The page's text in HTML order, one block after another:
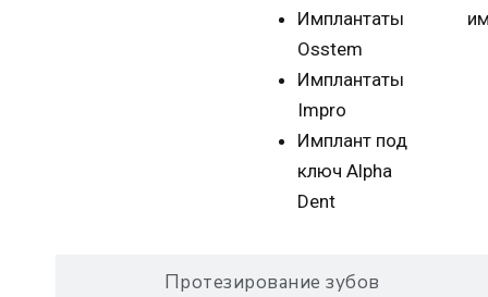
Протезирование зубов
Имплантаты
Osstem
Имплантаты
Impro
Имплант под
ключ Alpha
Dent